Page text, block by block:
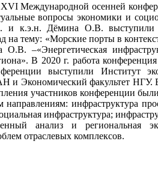
Международной осенней
вопросы экономики и
к.э.н. Дёмина О.В. выступили
на тему: «Морские порты в
О.В. –«Энергетическая
В 2020 г. работа
выступили Институт
и Экономический факультет НГУ.
участников конференции
инфраструктура
инфраструктура;
анализ и региональная
отраслевых комплексов.